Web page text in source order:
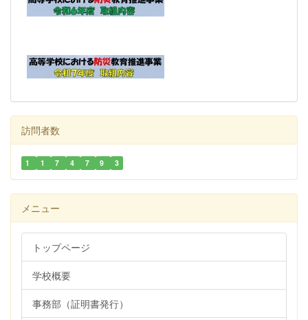
訪問者数
1 1 7 4 7 9 3
メニュー
トップページ
学校概要
事務部（証明書発行）